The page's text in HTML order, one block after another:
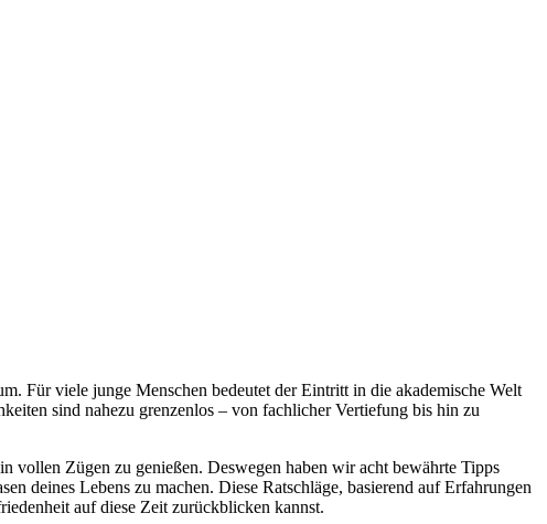
Für viele junge Menschen bedeutet der Eintritt in die akademische Welt
sind nahezu grenzenlos – von fachlicher Vertiefung bis hin zu
vollen Zügen zu genießen. Deswegen haben wir acht bewährte Tipps
deines Lebens zu machen. Diese Ratschläge, basierend auf Erfahrungen
auf diese Zeit zurückblicken kannst.